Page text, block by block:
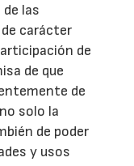
las
carácter
de
de que
de
solo la
de poder
y usos